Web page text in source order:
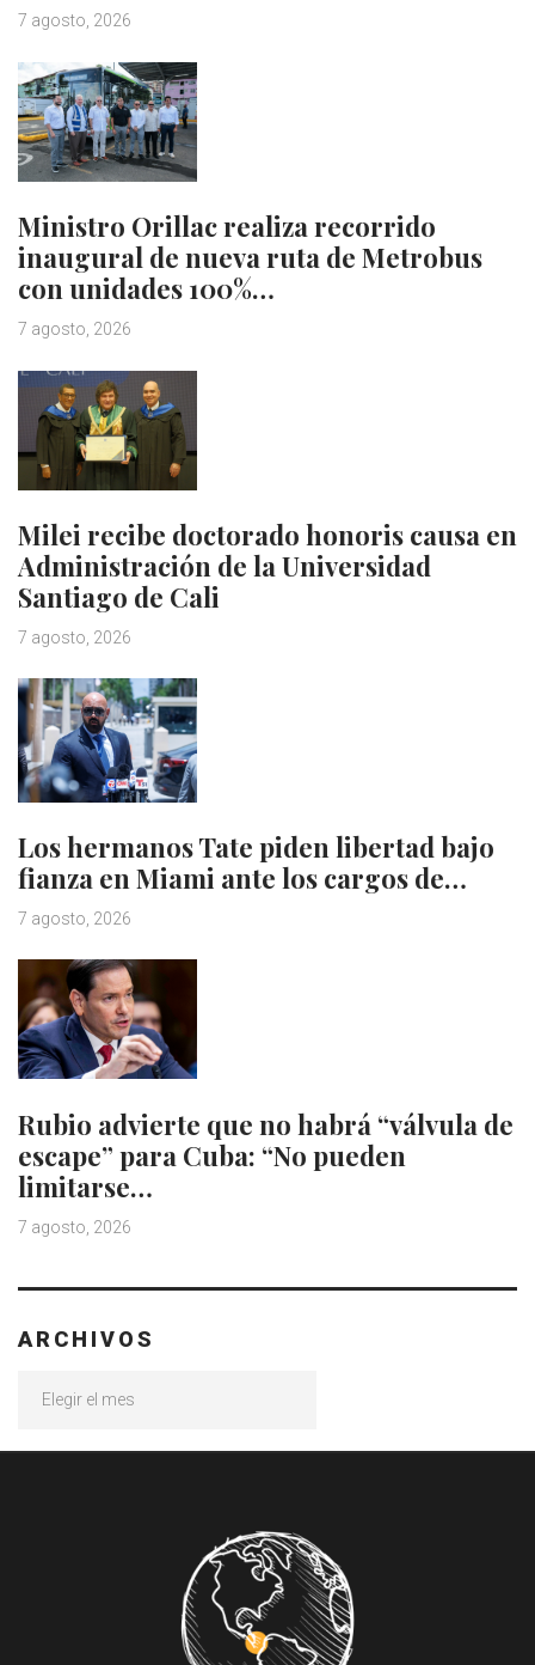
7 agosto, 2026
Ministro Orillac realiza recorrido
inaugural de nueva ruta de Metrobus
con unidades 100%…
7 agosto, 2026
Milei recibe doctorado honoris causa en
Administración de la Universidad
Santiago de Cali
7 agosto, 2026
Los hermanos Tate piden libertad bajo
fianza en Miami ante los cargos de…
7 agosto, 2026
Rubio advierte que no habrá “válvula de
escape” para Cuba: “No pueden
limitarse…
7 agosto, 2026
ARCHIVOS